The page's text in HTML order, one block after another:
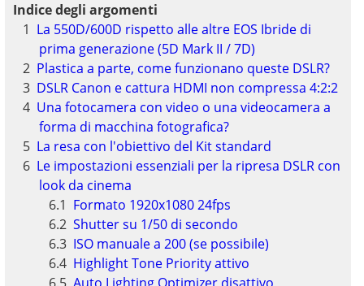
Indice degli argomenti
La 550D/600D rispetto alle altre EOS Ibride di
prima generazione (5D Mark II / 7D)
Plastica a parte, come funzionano queste DSLR?
DSLR Canon e cattura HDMI non compressa 4:2:2
Una fotocamera con video o una videocamera a
forma di macchina fotografica?
La resa con l'obiettivo del Kit standard
Le impostazioni essenziali per la ripresa DSLR con
look da cinema
Formato 1920x1080 24fps
Shutter su 1/50 di secondo
ISO manuale a 200 (se possibile)
Highlight Tone Priority attivo